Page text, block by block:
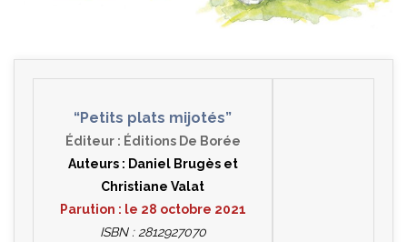
“Petits plats mijotés”
Éditeur : Éditions De Borée
Auteurs : Daniel Brugès et
Christiane Valat
Parution : le 28 octobre 2021
ISBN : 2812927070